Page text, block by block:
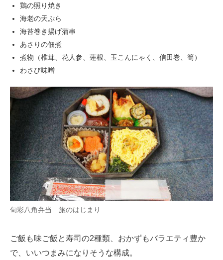
鶏の照り焼き
海老の天ぷら
海苔巻き揚げ蒲串
あさりの佃煮
煮物（椎茸、花人参、蓮根、玉こんにゃく、信田巻、筍）
わさび味噌
旬彩八角弁当 旅のはじまり
ご飯も味ご飯と寿司の2種類、おかずもバラエティ豊か
で、いいつまみになりそうな構成。